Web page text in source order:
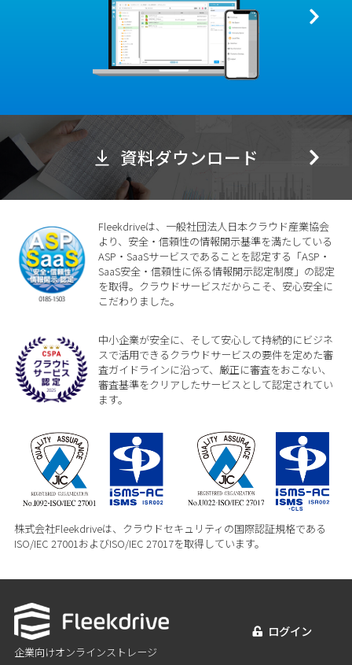
資料ダウンロード
Fleekdriveは、一般社団法人日本クラウド産業協会
より、安全・信頼性の情報開示基準を満たしている
ASP・SaaSサービスであることを認定する「ASP・
SaaS安全・信頼性に係る情報開示認定制度」の認定
を取得。クラウドサービスだからこそ、安心安全に
こだわりました。
中小企業が安全に、そして安心して持続的にビジネ
スで活用できるクラウドサービスの要件を定めた審
査ガイドラインに沿って、厳正に審査をおこない、
審査基準をクリアしたサービスとして認定されてい
ます。
株式会社Fleekdriveは、クラウドセキュリティの国際認証規格である
ISO/IEC 27001およびISO/IEC 27017を取得しています。
企業向けオンラインストレージ
ログイン